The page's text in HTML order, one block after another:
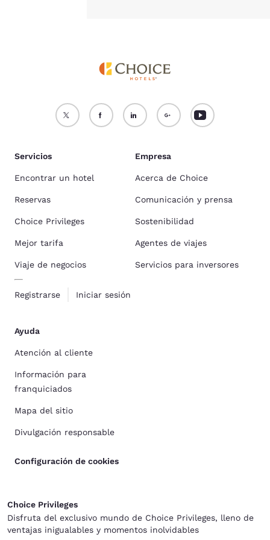
Servicios
Encontrar un hotel
Reservas
Choice Privileges
Mejor tarifa
Viaje de negocios
Registrarse Iniciar sesión
Empresa
Acerca de Choice
Comunicación y prensa
Sostenibilidad
Agentes de viajes
Servicios para inversores
Ayuda
Atención al cliente
Información para
franquiciados
Mapa del sitio
Divulgación responsable
Configuración de cookies
Choice Privileges
Disfruta del exclusivo mundo de Choice Privileges, lleno de
ventajas inigualables y momentos inolvidables